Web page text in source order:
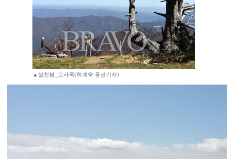
▲설천봉_고사목(허계숙 동년기자)